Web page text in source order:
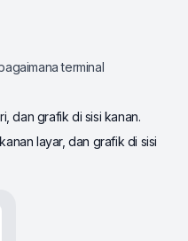
terminal
dan grafik di sisi kanan.
layar, dan grafik di sisi